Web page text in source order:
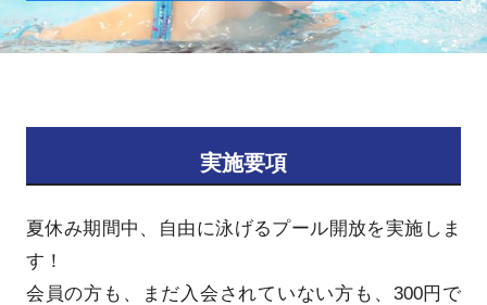
実施要項
夏休み期間中、自由に泳げるプール開放を実施しま
す！
会員の方も、まだ入会されていない方も、300円で